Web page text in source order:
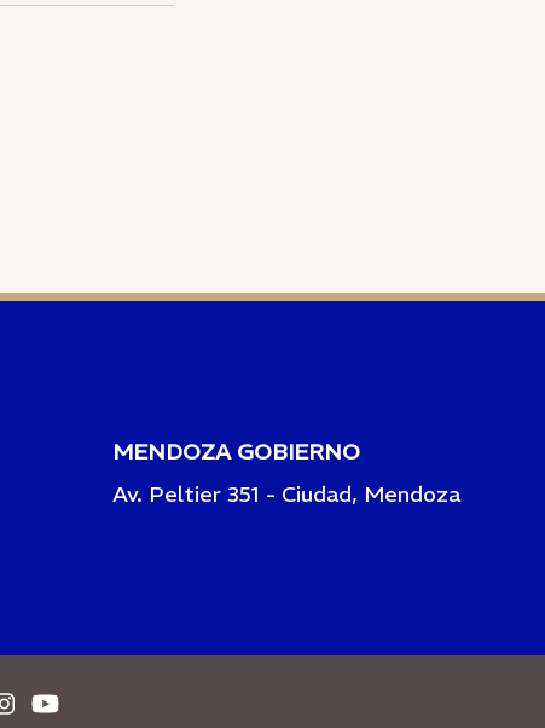
MENDOZA GOBIERNO
Av. Peltier 351 - Ciudad, Mendoza